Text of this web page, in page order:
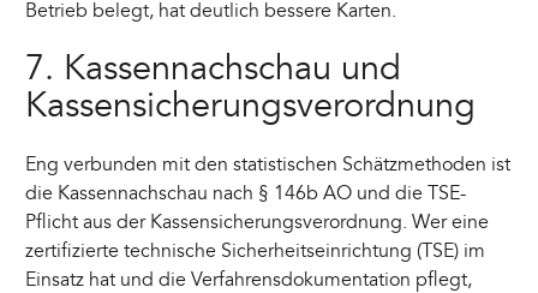
Betrieb belegt, hat deutlich bessere Karten.
7. Kassennachschau und
Kassensicherungsverordnung
Eng verbunden mit den statistischen Schätzmethoden ist
die Kassennachschau nach § 146b AO und die TSE-
Pflicht aus der Kassensicherungsverordnung. Wer eine
zertifizierte technische Sicherheitseinrichtung (TSE) im
Einsatz hat und die Verfahrensdokumentation pflegt,